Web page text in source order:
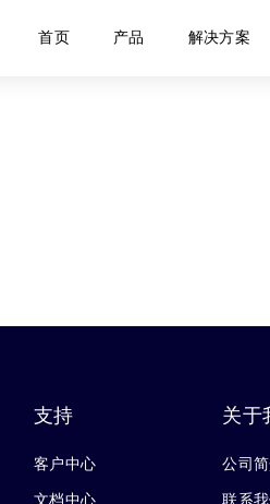
首页 产品 解决方案
支持
客户中心
文档中心
关于
公司
联系我